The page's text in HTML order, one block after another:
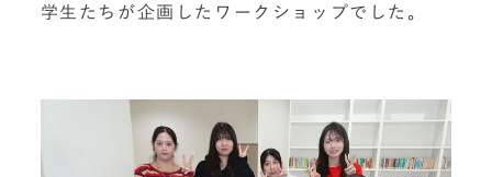
学生たちが企画したワークショップでした。